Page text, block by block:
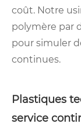
coût. Notre
polymère par
pour simuler
continues.
Plastiques
service